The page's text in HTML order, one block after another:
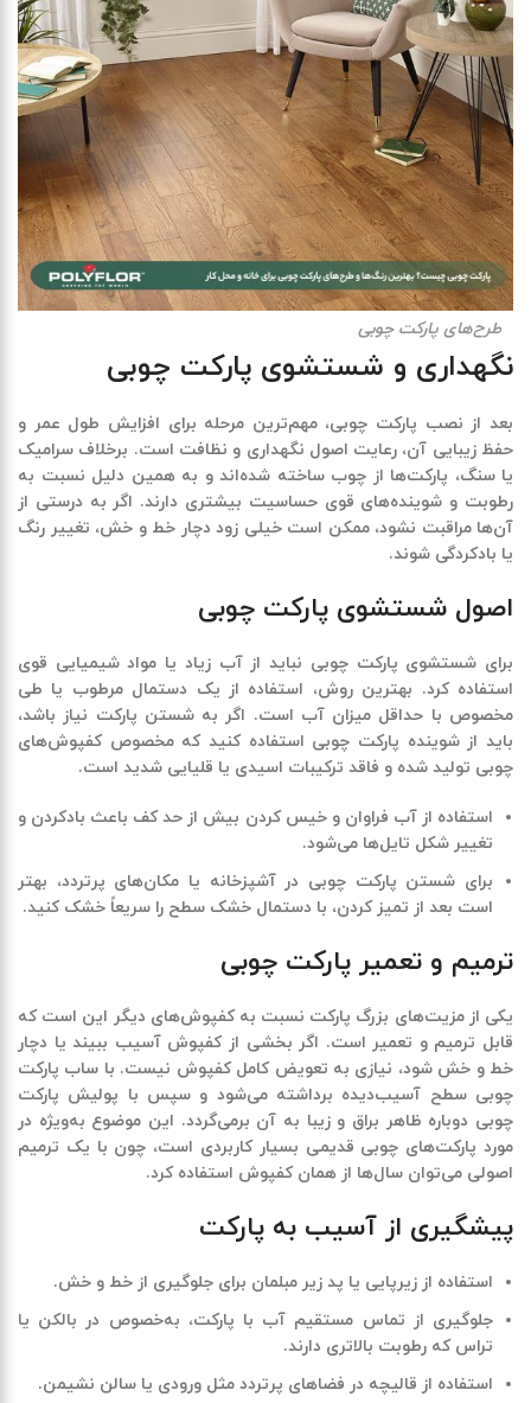
طرح‌های پارکت چوبی
نگهداری و شستشوی پارکت چوبی
بعد از نصب پارکت چوبی، مهم‌ترین مرحله برای افزایش طول عمر و
حفظ زیبایی آن، رعایت اصول نگهداری و نظافت است. برخلاف سرامیک
یا سنگ، پارکت‌ها از چوب ساخته شده‌اند و به همین دلیل نسبت به
رطوبت و شوینده‌های قوی حساسیت بیشتری دارند. اگر به درستی از
آن‌ها مراقبت نشود، ممکن است خیلی زود دچار خط و خش، تغییر رنگ
یا بادکردگی شوند.
اصول شستشوی پارکت چوبی
برای شستشوی پارکت چوبی نباید از آب زیاد یا مواد شیمیایی قوی
استفاده کرد. بهترین روش، استفاده از یک دستمال مرطوب یا طی
مخصوص با حداقل میزان آب است. اگر به شستن پارکت نیاز باشد،
باید از شوینده پارکت چوبی استفاده کنید که مخصوص کفپوش‌های
چوبی تولید شده و فاقد ترکیبات اسیدی یا قلیایی شدید است.
استفاده از آب فراوان و خیس کردن بیش از حد کف باعث بادکردن و
تغییر شکل تایل‌ها می‌شود.
برای شستن پارکت چوبی در آشپزخانه یا مکان‌های پرتردد، بهتر
است بعد از تمیز کردن، با دستمال خشک سطح را سریعاً خشک کنید.
ترمیم و تعمیر پارکت چوبی
یکی از مزیت‌های بزرگ پارکت نسبت به کفپوش‌های دیگر این است که
قابل ترمیم و تعمیر است. اگر بخشی از کفپوش آسیب ببیند یا دچار
خط و خش شود، نیازی به تعویض کامل کفپوش نیست. با ساب پارکت
چوبی سطح آسیب‌دیده برداشته می‌شود و سپس با پولیش پارکت
چوبی دوباره ظاهر براق و زیبا به آن برمی‌گردد. این موضوع به‌ویژه در
مورد پارکت‌های چوبی قدیمی بسیار کاربردی است، چون با یک ترمیم
اصولی می‌توان سال‌ها از همان کفپوش استفاده کرد.
پیشگیری از آسیب به پارکت
استفاده از زیرپایی یا پد زیر مبلمان برای جلوگیری از خط و خش.
جلوگیری از تماس مستقیم آب با پارکت، به‌خصوص در بالکن یا
تراس که رطوبت بالاتری دارند.
استفاده از قالیچه در فضاهای پرتردد مثل ورودی یا سالن نشیمن.